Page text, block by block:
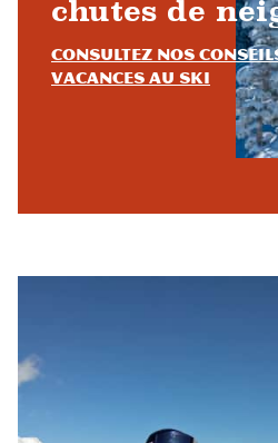
chutes de
Consultez nos
vacances au ski